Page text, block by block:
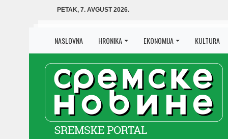
PETAK, 7. AVGUST 2026.
NASLOVNA HRONIKA EKONOMIJA KULTURA